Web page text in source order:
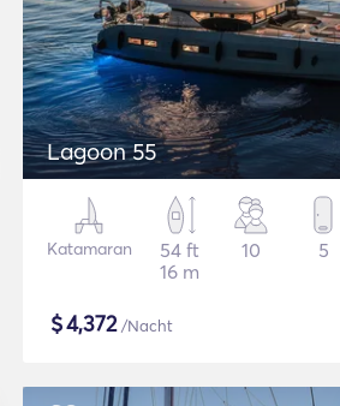
Lagoon 55
Katamaran
54 ft
16 m
10 5
$4,372/Nacht